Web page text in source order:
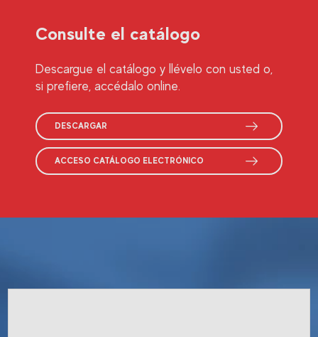
Consulte el catálogo
Descargue el catálogo y llévelo con usted o,
si prefiere, accédalo online.
DESCARGAR
ACCESO CATÁLOGO ELECTRÓNICO